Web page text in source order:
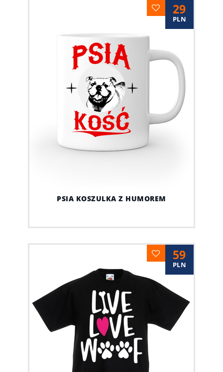
29
PLN
PSIA KOSZULKA Z HUMOREM
59
PLN